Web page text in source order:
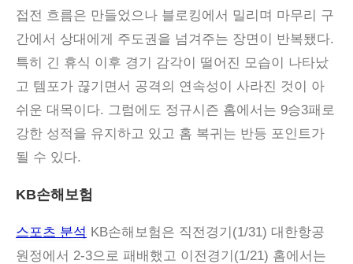
접전 흐름은 만들었으나 블로킹에서 밀리며 마무리 구
간에서 상대에게 주도권을 넘겨주는 장면이 반복됐다.
특히 긴 휴식 이후 경기 감각이 떨어진 모습이 나타났
고 템포가 끊기면서 공격의 연속성이 사라진 것이 아
쉬운 대목이다. 그럼에도 정규시즌 홈에서는 9승3패로
강한 성적을 유지하고 있고 홈 복귀는 반등 포인트가
될 수 있다.
KB손해보험
스포츠 분석 KB손해보험은 직전경기(1/31) 대한항공
원정에서 2-3으로 패배했고 이전경기(1/21) 홈에서는